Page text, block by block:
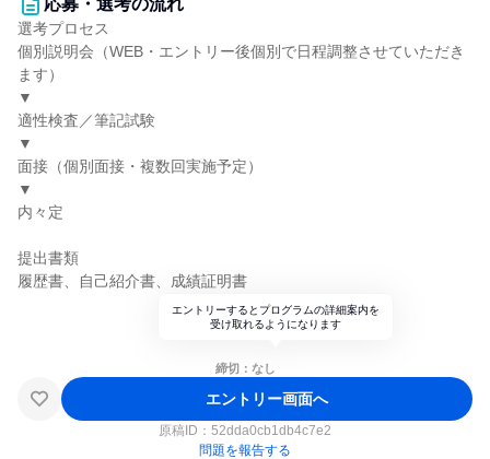
応募・選考の流れ
選考プロセス
個別説明会（WEB・エントリー後個別で日程調整させていただき
ます）
▼
適性検査／筆記試験
▼
面接（個別面接・複数回実施予定）
▼
内々定
提出書類
履歴書、自己紹介書、成績証明書
エントリーするとプログラムの詳細案内を
受け取れるようになります
締切：なし
エントリー画面へ
原稿ID： 52dda0cb1db4c7e2
問題を報告する